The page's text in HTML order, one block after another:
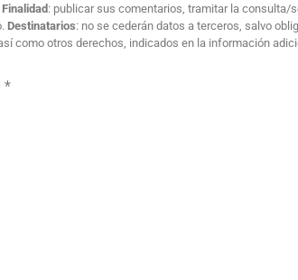
Finalidad : publicar sus comentarios, tramitar la consulta/
Destinatarios: no se cederán datos a terceros, salvo
como otros derechos, indicados en la información
*